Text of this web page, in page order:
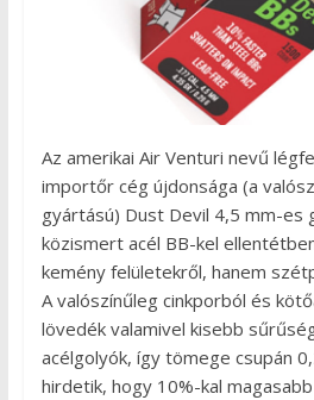
Az amerikai Air Venturi nevű
importőr cég újdonsága (a
gyártású) Dust Devil 4,5 mm-es
közismert acél BB-kel
kemény felületekről, hanem
A valószínűleg cinkporból és
lövedék valamivel kisebb
acélgolyók, így tömege csupán
hirdetik, hogy 10%-kal